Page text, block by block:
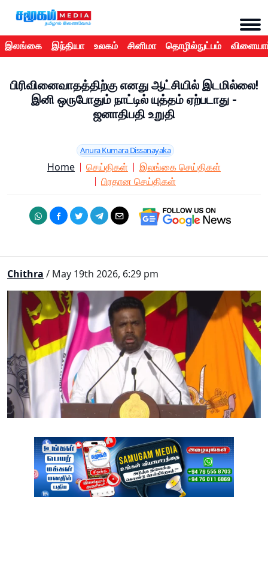
இலங்கை இந்தியா உலகம் சினிமா தொழில்நுட்பம்
பிரிவினைவாதத்திற்கு எனது ஆட்சியில் இடமில்லை!
இனி ஒருபோதும் நாட்டில் யுத்தம் ஏற்படாது -
ஜனாதிபதி உறுதி
Anura Kumara Dissanayaka
Home செய்திகள்
இலங்கை செய்திகள்
பிரதான செய்திகள்
Chithra / May 19th 2026, 6:29 pm